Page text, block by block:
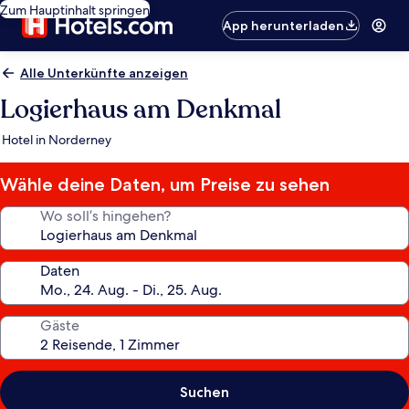
Zum Hauptinhalt springen
App herunterladen
Alle Unterkünfte anzeigen
Logierhaus am Denkmal
Hotel in Norderney
Wähle deine Daten, um Preise zu sehen
Wo soll’s hingehen?
Daten
Gäste
Suchen